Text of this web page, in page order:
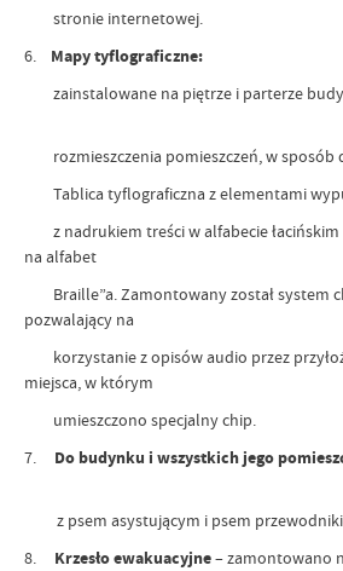
stronie internetowej.
6.
Mapy tyflograficzne:
zainstalowane na piętrze i parterze
rozmieszczenia pomieszczeń, w sposób
Tablica tyflograficzna z elementami
z nadrukiem treści w alfabecie łacińskim
na alfabet
Braille”a. Zamontowany został system
pozwalający na
korzystanie z opisów audio przez
miejsca, w którym
umieszczono specjalny chip.
7. Do budynku i wszystkich jego
z psem asystującym i psem
8.
Krzesło ewakuacyjne– zamontowano